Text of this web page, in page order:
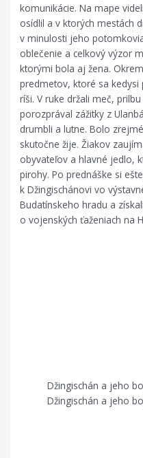
komunikácie. Na mape
osídlil a v ktorých mestách
v minulosti jeho
oblečenie a celkový výzor
ktorými bola aj žena.
predmetov, ktoré sa kedysi
ríši. V ruke držali meč,
porozprával zážitky z
drumbli a lutne. Bolo
skutočne žije. Žiakov
obyvateľov a hlavné jedlo,
pirohy. Po prednáške si
k Džingischánovi vo
Budatínskeho hradu a
o vojenských ťaženiach na
Džingischán a jeho
Džingischán a jeho